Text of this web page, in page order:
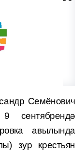
Семёнович
сентябрендә
авылында
зур крестьян